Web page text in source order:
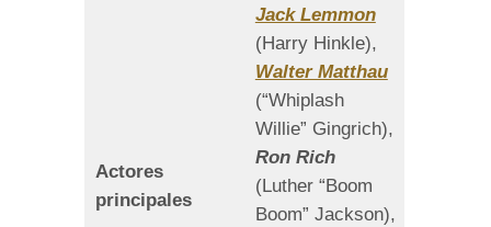
Actores
principales
Jack Lemmon
(Harry Hinkle),
Walter Matthau
(“Whiplash
Willie” Gingrich),
Ron Rich
(Luther “Boom
Boom” Jackson),